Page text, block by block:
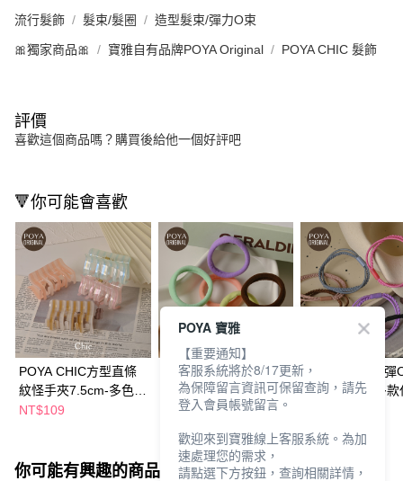
流行髮飾 髮束/髮圈 造型髮束/彈力O束
🎀獨家商品🎀 寶雅自有品牌POYA Original POYA CHIC 髮飾
評價
喜歡這個商品嗎？購買後給他一個好評吧
🔻你可能會喜歡
POYA CHIC方型直條
紋怪手夾7.5cm-多色任
選
NT$109
POYA CHIC超彈毛巾
圈10入-細-多款任選
NT$69
POYA CHIC超彈
(10入)-混搭-多款
你可能有興趣的商品 全站排行
POYA 寶雅
【重要通知】
客服系統將於8/17更新，
為保障留言資訊可保留查詢，請先
登入會員帳號留言。
歡迎來到寶雅線上客服系統。為加
速處理您的需求，
請點選下方按鈕，查詢相關詳情，